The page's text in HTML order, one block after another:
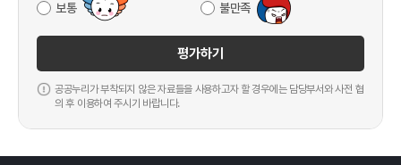
보통 불만족
평가하기
공공누리가 부착되지 않은 자료들을 사용하고자 할 경우에는 담당부서와 사전 협
의 후 이용하여 주시기 바랍니다.